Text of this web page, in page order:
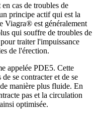
cas de troubles de
principe actif qui est la
Viagra® est généralement
qui souffre de troubles de
traiter l'impuissance
de l'érection.
appelée PDE5. Cette
se contracter et de se
manière plus fluide. En
pas et la circulation
optimisée.